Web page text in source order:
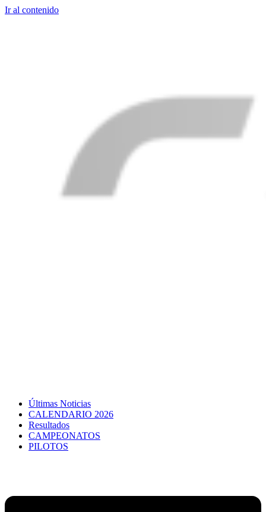
Ir al contenido
Últimas Noticias
CALENDARIO 2026
Resultados
CAMPEONATOS
PILOTOS